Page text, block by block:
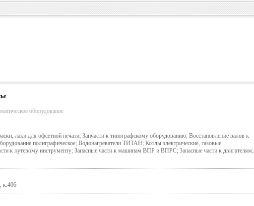
оборудование
лаки для офсетной печати; Запчасти к типографскому оборудованию; Восстановление валов к
полиграфическое; Водонагреватели ТИТАН; Котлы электрические, газовые
к путевому инструменту; Запасные части к машинам ВПР и ВПРС; Запасные части к двигателям;
к.406